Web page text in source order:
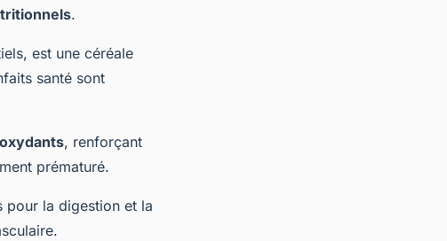
.
est une céréale
santé sont
, renforçant
prématuré.
pour la digestion et la